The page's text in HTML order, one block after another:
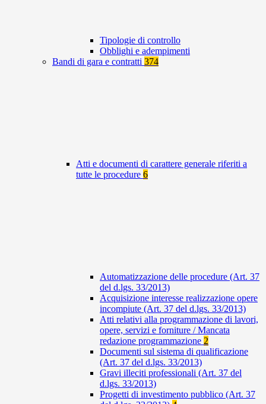
Tipologie di controllo
Obblighi e adempimenti
Bandi di gara e contratti 374
Atti e documenti di carattere generale riferiti a
tutte le procedure 6
Automatizzazione delle procedure (Art. 37
del d.lgs. 33/2013)
Acquisizione interesse realizzazione opere
incompiute (Art. 37 del d.lgs. 33/2013)
Atti relativi alla programmazione di lavori,
opere, servizi e forniture / Mancata
redazione programmazione 2
Documenti sul sistema di qualificazione
(Art. 37 del d.lgs. 33/2013)
Gravi illeciti professionali (Art. 37 del
d.lgs. 33/2013)
Progetti di investimento pubblico (Art. 37